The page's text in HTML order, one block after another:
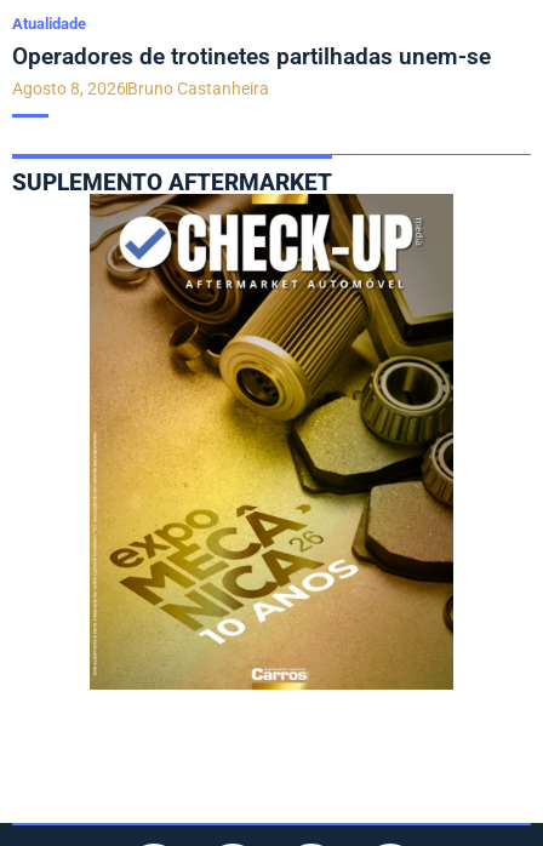
Atualidade
Operadores de trotinetes partilhadas unem-se
Agosto 8, 2026Bruno Castanheira
SUPLEMENTO AFTERMARKET